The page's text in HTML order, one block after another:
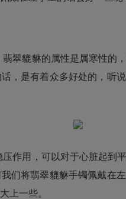
翡翠貔貅的属性是属寒性的
，是有着众多好处的，听
作用，可以对于心脏起到
们将翡翠貔貅手镯佩戴在
上一些。